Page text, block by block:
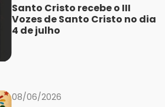
Santo Cristo recebe o III
Vozes de Santo Cristo no dia
4 de julho
08/06/2026